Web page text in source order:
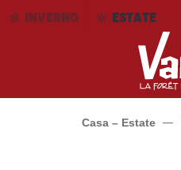
AllerINVERNO ESTATE
Casa – Estate